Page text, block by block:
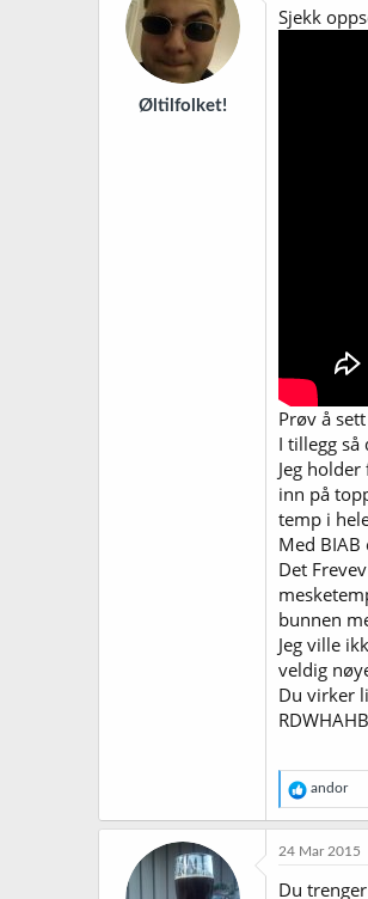
Øltilfolket!
Sjekk
Prøv å
I tillegg
Jeg
inn på
temp i
Med
Det
bunnen
Jeg ville
veldig
Du virker
R
e
a
k
j
andor
24 Mar 2015
Du